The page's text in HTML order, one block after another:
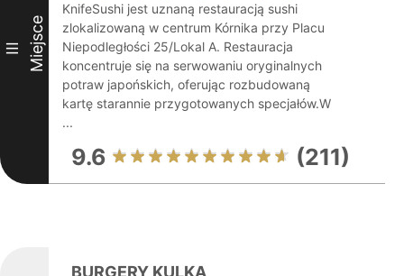
III Miejsce
KnifeSushi jest uznaną restauracją sushi
zlokalizowaną w centrum Kórnika przy Placu
Niepodległości 25/Lokal A. Restauracja
koncentruje się na serwowaniu oryginalnych
potraw japońskich, oferując rozbudowaną
kartę starannie przygotowanych specjałów.W
...
9.6 (211)
BURGERY KULKA